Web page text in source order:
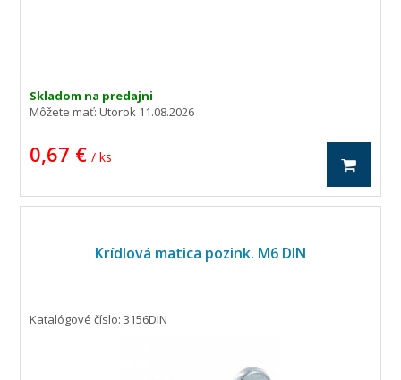
Skladom na predajni
Môžete mať:Utorok 11.08.2026
0,67 € / ks
Krídlová matica pozink. M6 DIN
Katalógové číslo: 3156DIN